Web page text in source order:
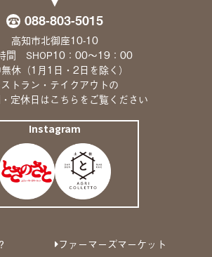
088-803-5015
高知市北御座10-10
間 SHOP10：00〜19：00
休（1月1日・2日を除く）
ストラン・テイクアウトの
定休日はこちら をご覧ください
Instagram
ファーマーズマーケット